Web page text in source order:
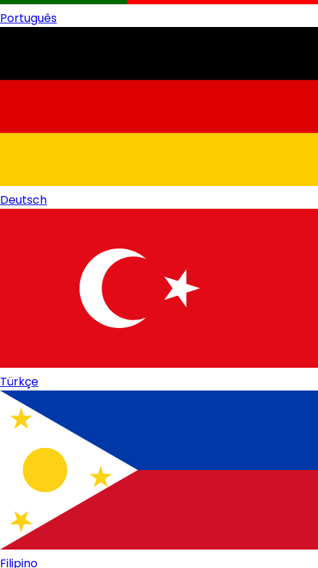
Português
Deutsch
Türkçe
Filipino